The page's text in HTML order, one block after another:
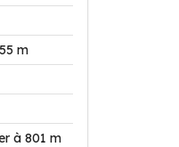
m
à 801 m